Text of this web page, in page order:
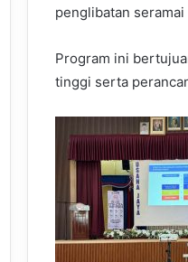
penglibatan
Program ini
tinggi serta